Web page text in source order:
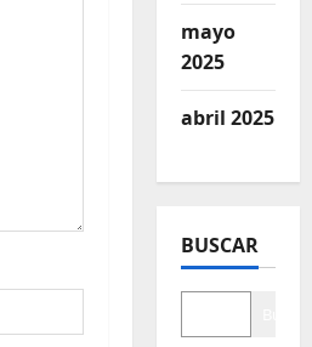
mayo
2025
abril 2025
BUSCAR